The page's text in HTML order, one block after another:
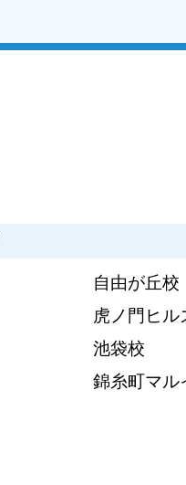
自由が丘校
虎ノ門ヒル
池袋校
錦糸町マル